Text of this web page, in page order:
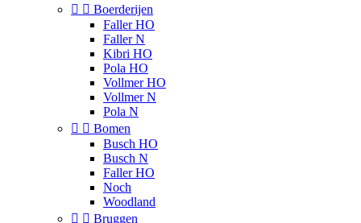
  Boerderijen
Faller HO
Faller N
Kibri HO
Pola HO
Vollmer HO
Vollmer N
Pola N
  Bomen
Busch HO
Busch N
Faller HO
Noch
Woodland
  Bruggen